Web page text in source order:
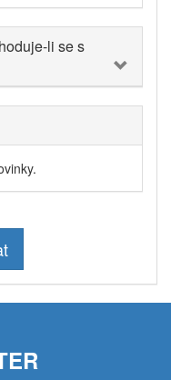
li se s